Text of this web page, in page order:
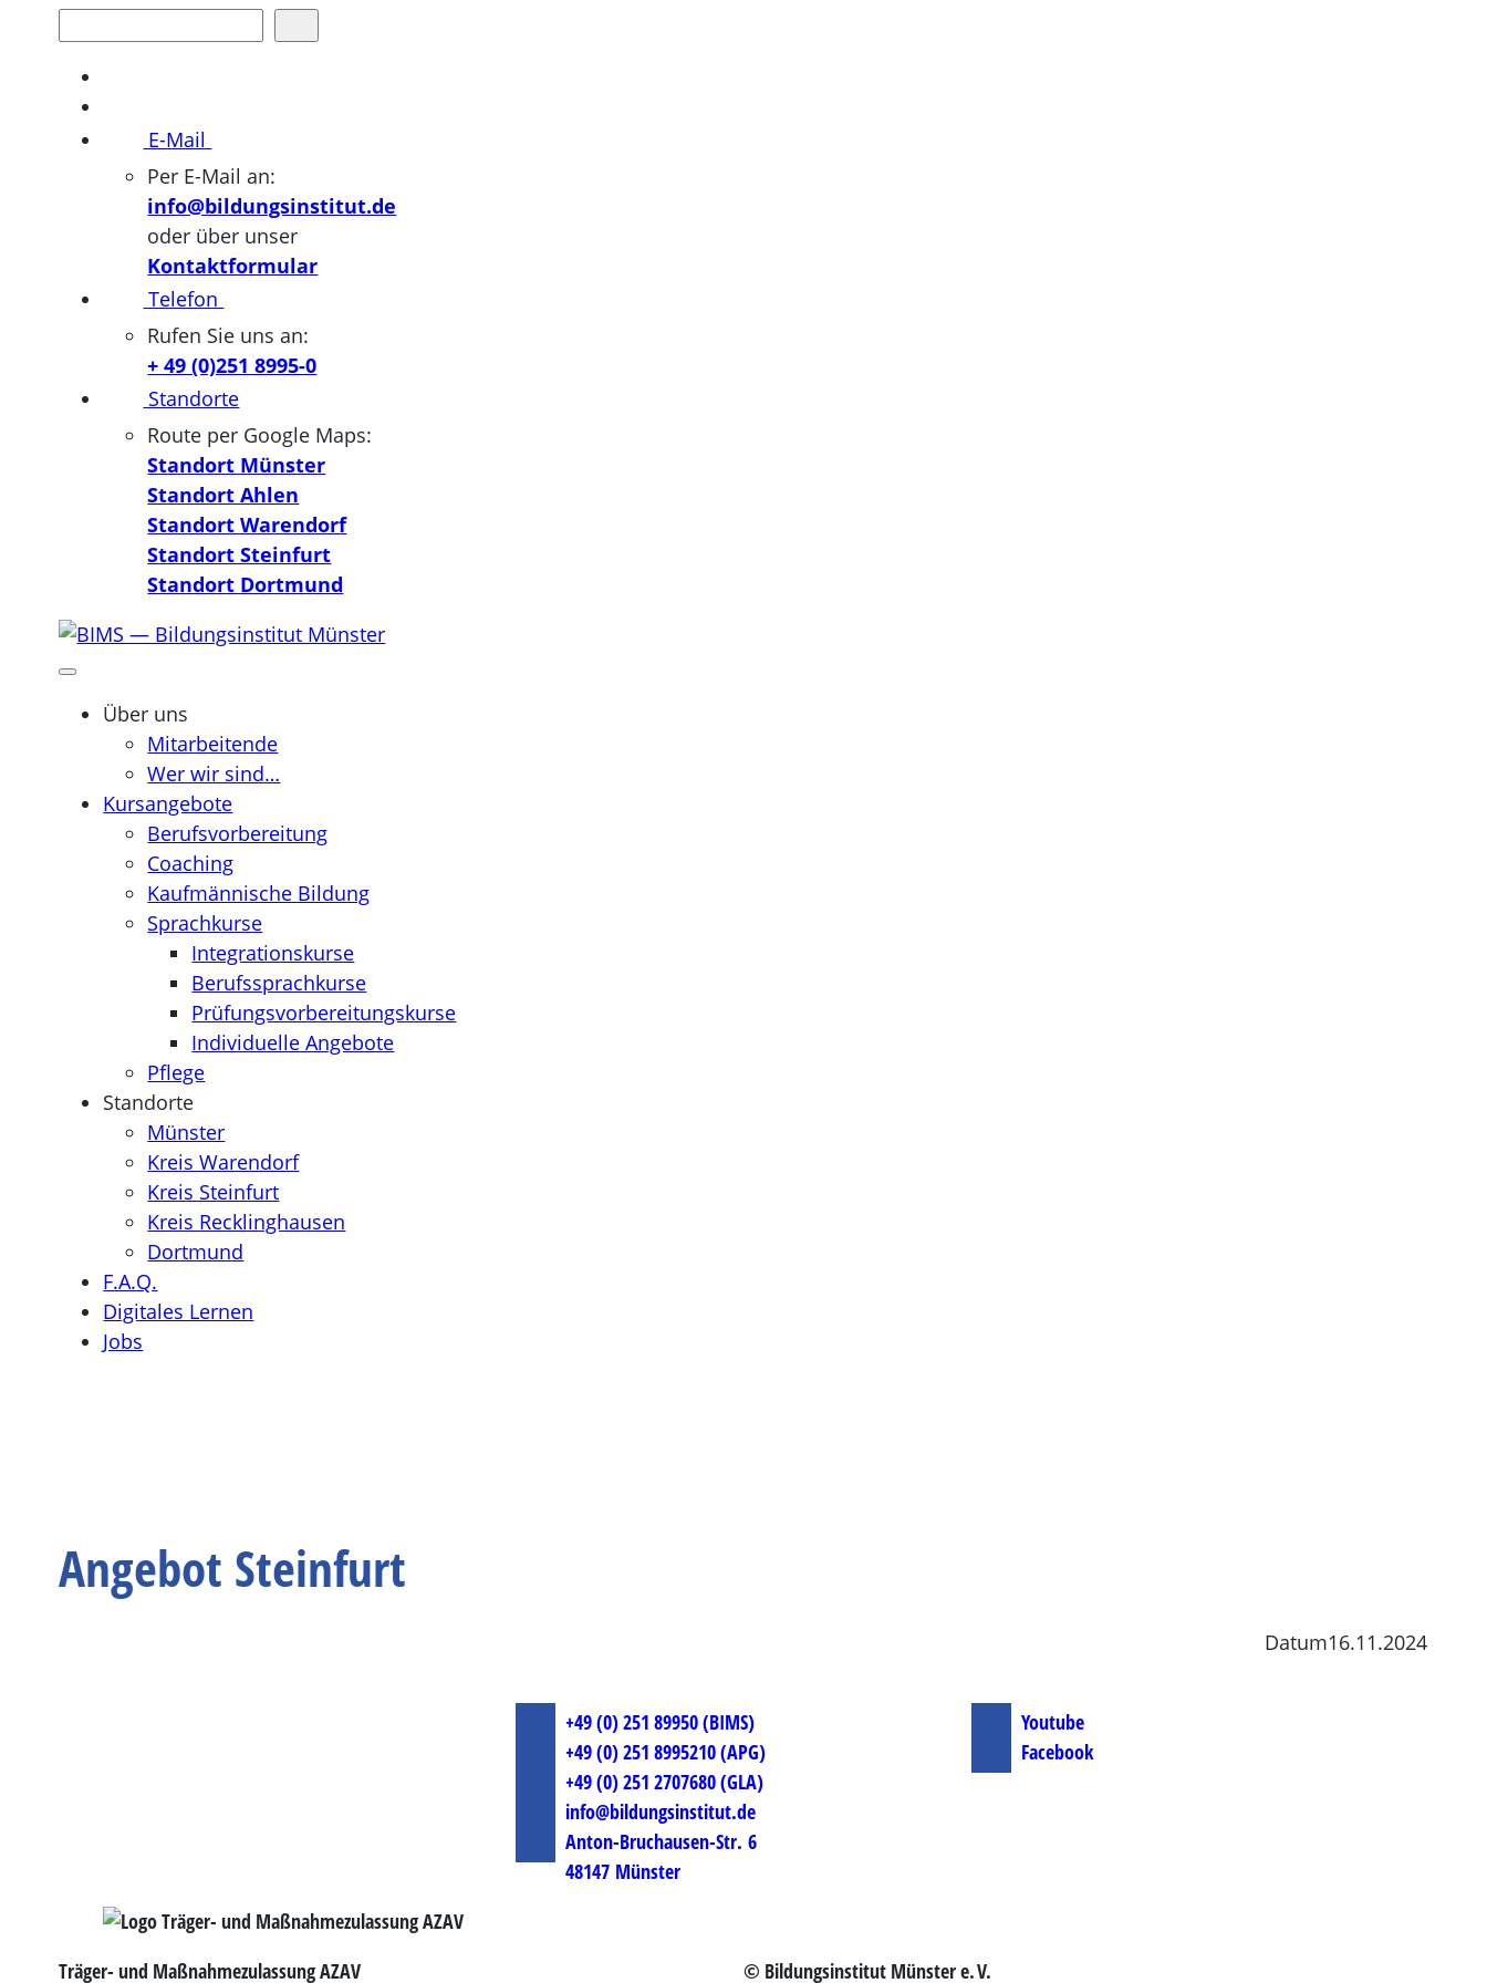
E-Mail
Per E-Mail an:
info@bildungsinstitut.de
oder über unser
Kontaktformular
Telefon
Rufen Sie uns an:
+ 49 (0)251 8995-0
Standorte
Route per Google Maps:
Standort Münster
Standort Ahlen
Standort Warendorf
Standort Steinfurt
Standort Dortmund
Über uns
Mitarbeitende
Wer wir sind…
Kursangebote
Berufsvorbereitung
Coaching
Kaufmännische Bildung
Sprachkurse
Integrationskurse
Berufssprachkurse
Prüfungsvorbereitungskurse
Individuelle Angebote
Pflege
Standorte
Münster
Kreis Warendorf
Kreis Steinfurt
Kreis Recklinghausen
Dortmund
F.A.Q.
Digitales Lernen
Jobs
Angebot Steinfurt
Datum16.11.2024
+49 (0) 251 89950 (BIMS)
+49 (0) 251 8995210 (APG)
+49 (0) 251 2707680 (GLA)
info@bildungsinstitut.de
Anton-Bruchausen-Str. 6
48147 Münster
Youtube
Facebook
Träger- und Maßnahmezulassung AZAV © Bildungsinstitut Münster e. V.